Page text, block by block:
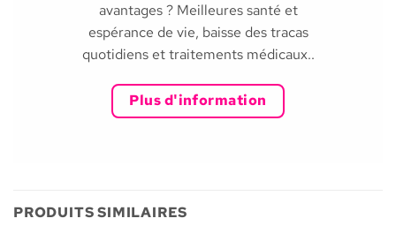
avantages ? Meilleures santé et
espérance de vie, baisse des tracas
quotidiens et traitements médicaux..
Plus d'information
PRODUITS SIMILAIRES